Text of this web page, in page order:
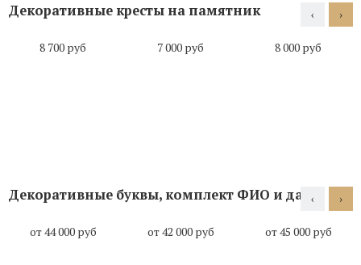
Декоративные кресты на памятник
8 700 руб 7 000 руб 8 000 руб
‹ ›
Декоративные буквы, комплект ФИО и даты
от 44 000 руб от 42 000 руб от 45 000 руб
‹ ›